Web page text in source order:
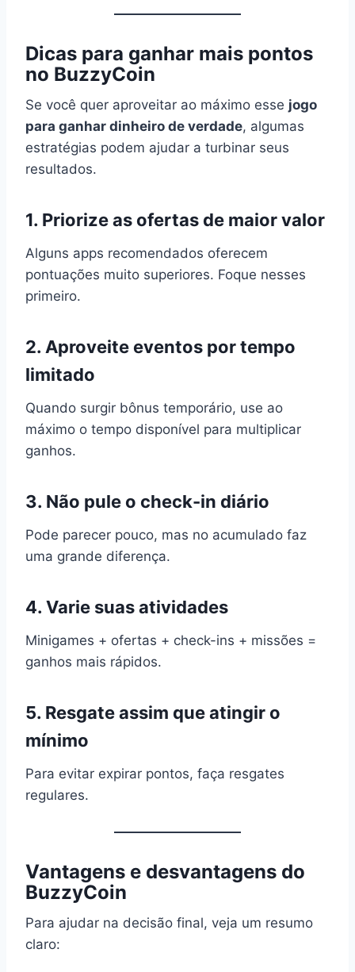
Dicas para ganhar mais pontos
no BuzzyCoin
Se você quer aproveitar ao máximo esse jogo
para ganhar dinheiro de verdade, algumas
estratégias podem ajudar a turbinar seus
resultados.
1. Priorize as ofertas de maior valor
Alguns apps recomendados oferecem
pontuações muito superiores. Foque nesses
primeiro.
2. Aproveite eventos por tempo
limitado
Quando surgir bônus temporário, use ao
máximo o tempo disponível para multiplicar
ganhos.
3. Não pule o check-in diário
Pode parecer pouco, mas no acumulado faz
uma grande diferença.
4. Varie suas atividades
Minigames + ofertas + check-ins + missões =
ganhos mais rápidos.
5. Resgate assim que atingir o
mínimo
Para evitar expirar pontos, faça resgates
regulares.
Vantagens e desvantagens do
BuzzyCoin
Para ajudar na decisão final, veja um resumo
claro: